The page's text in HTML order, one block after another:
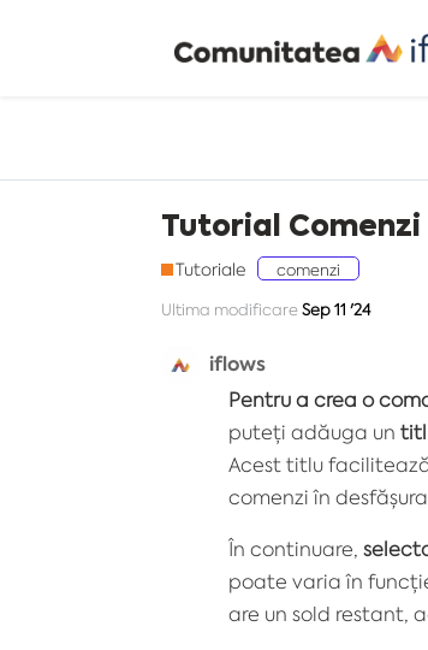
Tutorial Comenzi
Tutoriale
comenzi
Ultima modificareSep 11 '24
iflows
Pentru a crea o
puteți adăuga un
Acest titlu
comenzi în
În continuare,
poate varia în
are un sold restant,